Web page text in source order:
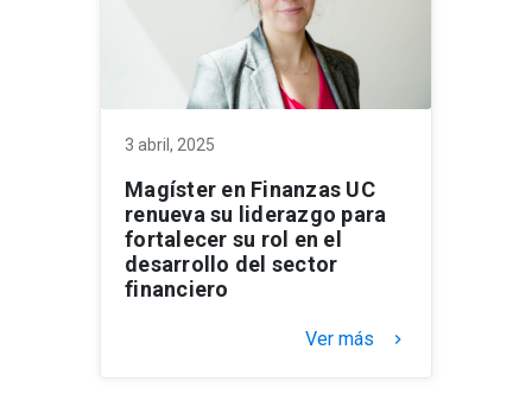
3 abril, 2025
Magíster en Finanzas UC
renueva su liderazgo para
fortalecer su rol en el
desarrollo del sector
financiero
Ver más keyboard_arrow_right